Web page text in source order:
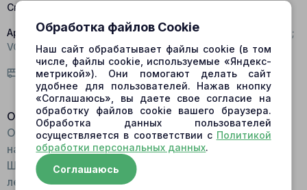
Склад Центральный:
Артикул: 424-7800B; XJBN-00737; XJBN-00929; K9001811;
VOE14535458
Условия доставки
Описание:
Общий вид: Соятоит из корпуса в котором
находится ведущая вал-шестерня и ведомая.
Шестерни установлены на опорных втулках для
легкого вращения. Принцип работы: Находящиеся в
Обработка файлов Cookie
Наш сайт обрабатывает файлы cookie (в том
числе, файлы cookie, используемые «Яндекс-
метрикой»). Они помогают делать сайт
удобнее для пользователей. Нажав кнопку
«Соглашаюсь», вы даете свое согласие на
обработку файлов cookie вашего браузера.
Обработка данных пользователей
осуществляется в соответствии с Политикой
обработки персональных данных.
Соглашаюсь